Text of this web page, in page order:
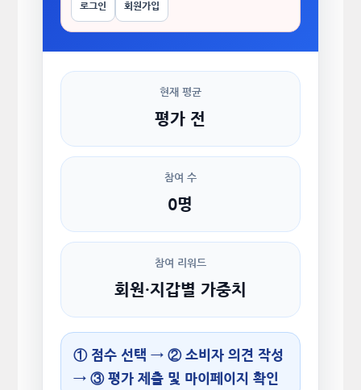
로그인 회원가입
현재 평균
평가 전
참여 수
0명
참여 리워드
회원·지갑별 가중치
① 점수 선택 → ② 소비자 의견 작성
→ ③ 평가 제출 및 마이페이지 확인